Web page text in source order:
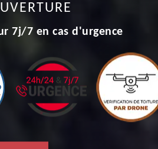
7j/7 en cas d'urgence